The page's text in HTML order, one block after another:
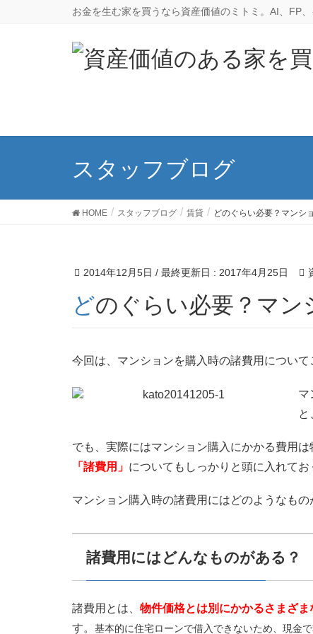
お金を生む家を買うなら資産価値のミトミ。AI、FP
スタッフブログ
HOME スタッフブログ 賃貸 どのぐらい必要？マンシ
2014年12月5日 / 最終更新日 : 2017年4月25日
どのぐらい必要？マ
今回は、マンションを購入時の諸費用について
マ
と
でも、実際にはマンション購入にかかる費用
「諸費用」 についてもしっかりと頭に入れてお
マンション購入時の諸費用にはどのようなも
諸費用にはどんなものがある？
諸費用とは、 物件価格とは別にかかるさまざま
す。 基本的に住宅ローンで借入できないため、現金